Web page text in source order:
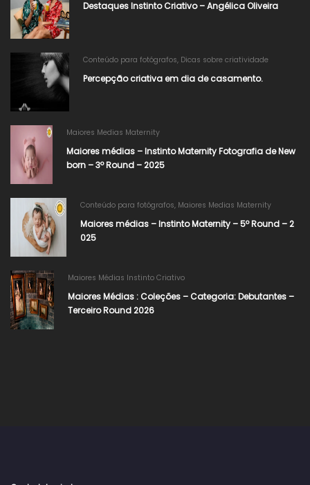
Destaques Instinto Criativo – Angélica Oliveira
Conteúdo para fotógrafos, Dicas sobre criatividade
Percepção criativa em dia de casamento.
Maiores Medias Maternity
Maiores médias – Instinto Maternity Fotografia de New
born – 3º Round – 2025
Conteúdo para fotógrafos, Maiores Medias Maternity
Maiores médias – Instinto Maternity – 5º Round – 2
025
Maiores Médias Instinto Criativo
Maiores Médias : Coleções – Categoria: Debutantes –
Terceiro Round 2026